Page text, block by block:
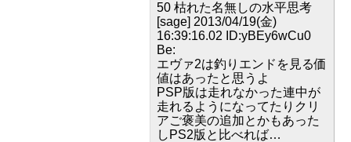
50 枯れた名無しの水平思考
[sage] 2013/04/19(金)
16:39:16.02 ID:yBEy6wCu0
Be:
エヴァ2は釣りエンドを見る価
値はあったと思うよ
PSP版は走れなかった連中が
走れるようになってたりクリ
アご褒美の追加とかもあった
しPS2版と比べれば…